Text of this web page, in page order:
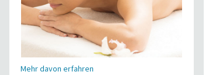
Mehr davon erfahren